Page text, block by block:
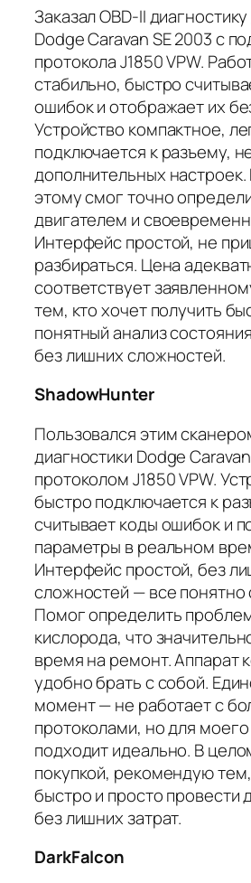
Заказал OBD-II
Dodge Caravan SE 2003 с
протокола J1850 VPW.
стабильно, быстро
ошибок и отображает их
Устройство компактное,
подключается к разъему,
дополнительных
этому смог точно
двигателем и
Интерфейс простой, не
разбираться. Цена
соответствует
тем, кто хочет получить
понятный анализ
без лишних сложностей.
ShadowHunter
Пользовался этим
диагностики Dodge
протоколом J1850 VPW.
быстро подключается к
считывает коды ошибок и
параметры в реальном
Интерфейс простой, без
сложностей — все понятно
Помог определить
кислорода, что
время на ремонт. Аппарат
удобно брать с собой.
момент — не работает с
протоколами, но для
подходит идеально. В
покупкой, рекомендую
быстро и просто провести
без лишних затрат.
DarkFalcon